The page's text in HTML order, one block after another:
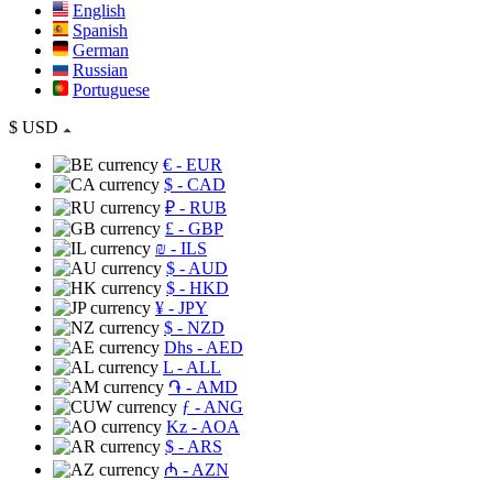
English
Spanish
German
Russian
Portuguese
$ USD
€ - EUR
$ - CAD
₽ - RUB
£ - GBP
₪ - ILS
$ - AUD
$ - HKD
¥ - JPY
$ - NZD
Dhs - AED
L - ALL
֏ - AMD
ƒ - ANG
Kz - AOA
$ - ARS
₼ - AZN